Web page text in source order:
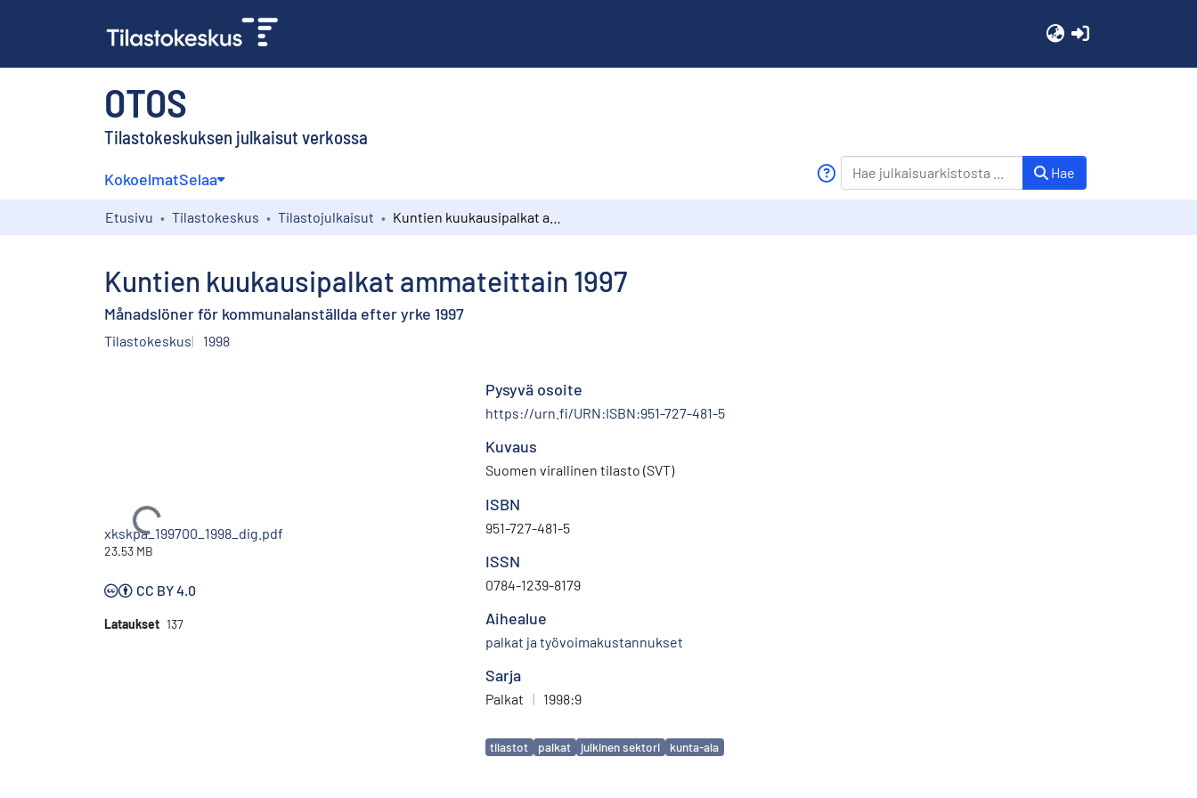
OTOS
Tilastokeskuksen julkaisut verkossa
KokoelmatSelaa Hae
Etusivu Tilastokeskus Tilastojulkaisut
Kuntien kuukausipalkat ammateittain 1997
Månadslöner för kommunalanställda efter yrke 1997
Tilastokeskus 1998
Ladataan...
xkskpa_199700_1998_dig.pdf
23.53 MB
CC BY 4.0
Lataukset 137
Pysyvä osoite
https://urn.fi/URN:ISBN:951-727-481-5
Kuvaus
Suomen virallinen tilasto (SVT)
ISBN
951-727-481-5
ISSN
0784-1239-8179
Aihealue
palkat ja työvoimakustannukset
Sarja
Palkat | 1998:9
Avainsanat
tilastot palkat julkinen sektori kunta-ala